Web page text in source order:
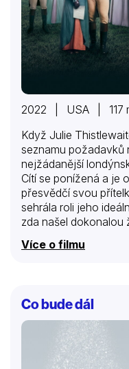
2022 | USA | 117
Když Julie
seznamu požadavků
nejžádanější
Cítí se ponížená a je
přesvědčí svou
sehrála roli jeho
zda našel
Více o filmu
Co bude dál